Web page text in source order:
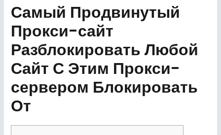
Самый Продвинутый
Прокси-сайт
Разблокировать Любой
Сайт С Этим Прокси-
сервером Блокировать
От